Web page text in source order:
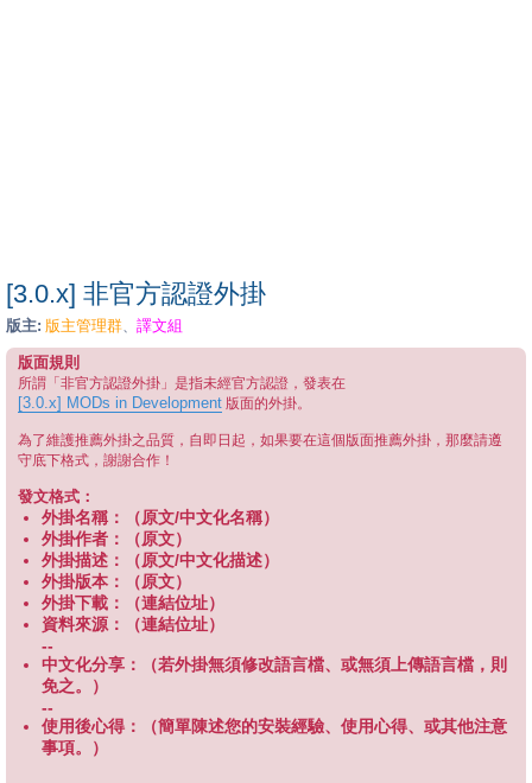
[3.0.x] 非官方認證外掛
版主: 版主管理群、 譯文組
版面規則
所謂「非官方認證外掛」是指未經官方認證，發表在
[3.0.x] MODs in Development 版面的外掛。
為了維護推薦外掛之品質，自即日起，如果要在這個版面推薦外掛，那麼請遵
守底下格式，謝謝合作！
發文格式：
外掛名稱：（原文/中文化名稱）
外掛作者：（原文）
外掛描述：（原文/中文化描述）
外掛版本：（原文）
外掛下載：（連結位址）
資料來源：（連結位址）
--
中文化分享：（若外掛無須修改語言檔、或無須上傳語言檔，則
免之。）
--
使用後心得：（簡單陳述您的安裝經驗、使用心得、或其他注意
事項。）